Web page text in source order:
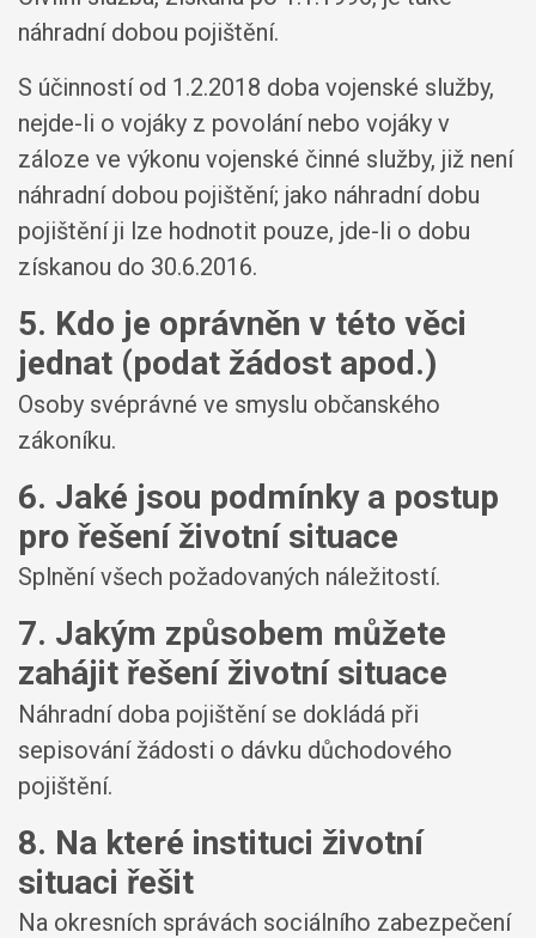
náhradní dobou pojištění.
S účinností od 1.2.2018 doba vojenské služby,
nejde-li o vojáky z povolání nebo vojáky v
záloze ve výkonu vojenské činné služby, již není
náhradní dobou pojištění; jako náhradní dobu
pojištění ji lze hodnotit pouze, jde-li o dobu
získanou do 30.6.2016.
5. Kdo je oprávněn v této věci
jednat (podat žádost apod.)
Osoby svéprávné ve smyslu občanského
zákoníku.
6. Jaké jsou podmínky a postup
pro řešení životní situace
Splnění všech požadovaných náležitostí.
7. Jakým způsobem můžete
zahájit řešení životní situace
Náhradní doba pojištění se dokládá při
sepisování žádosti o dávku důchodového
pojištění.
8. Na které instituci životní
situaci řešit
Na okresních správách sociálního zabezpečení